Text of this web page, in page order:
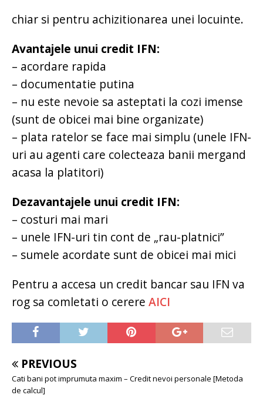
chiar si pentru achizitionarea unei locuinte.
Avantajele unui credit IFN:
– acordare rapida
– documentatie putina
– nu este nevoie sa asteptati la cozi imense
(sunt de obicei mai bine organizate)
– plata ratelor se face mai simplu (unele IFN-
uri au agenti care colecteaza banii mergand
acasa la platitori)
Dezavantajele unui credit IFN:
– costuri mai mari
– unele IFN-uri tin cont de „rau-platnici”
– sumele acordate sunt de obicei mai mici
Pentru a accesa un credit bancar sau IFN va
rog sa comletati o cerere AICI
PREVIOUS
Cati bani pot imprumuta maxim – Credit nevoi personale [Metoda
de calcul]